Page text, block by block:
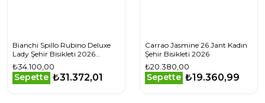
Bianchi Spillo Rubino Deluxe
Lady Şehir Bisikleti 2026
YUB5MS
₺34.100,00
Sepette ₺31.372,01
Carrao Jasmine 26 Jant Kadın
Şehir Bisikleti 2026
₺20.380,00
Sepette ₺19.360,99